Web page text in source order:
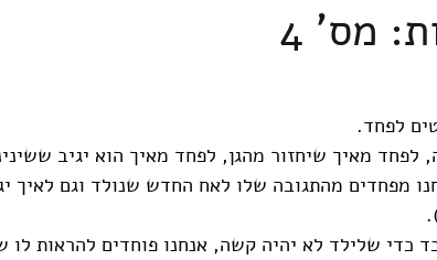
מס' 4
לפחד.
מאיך שיחזור מהגן, לפחד מאיך הוא יגיב
מפחדים מהתגובה שלו לאח החדש שנולד וגם לאיך
כדי שלילד לא יהיה קשה, אנחנו פוחדים להראות לו